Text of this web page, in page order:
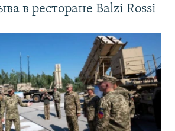
в ресторане Balzi Rossi